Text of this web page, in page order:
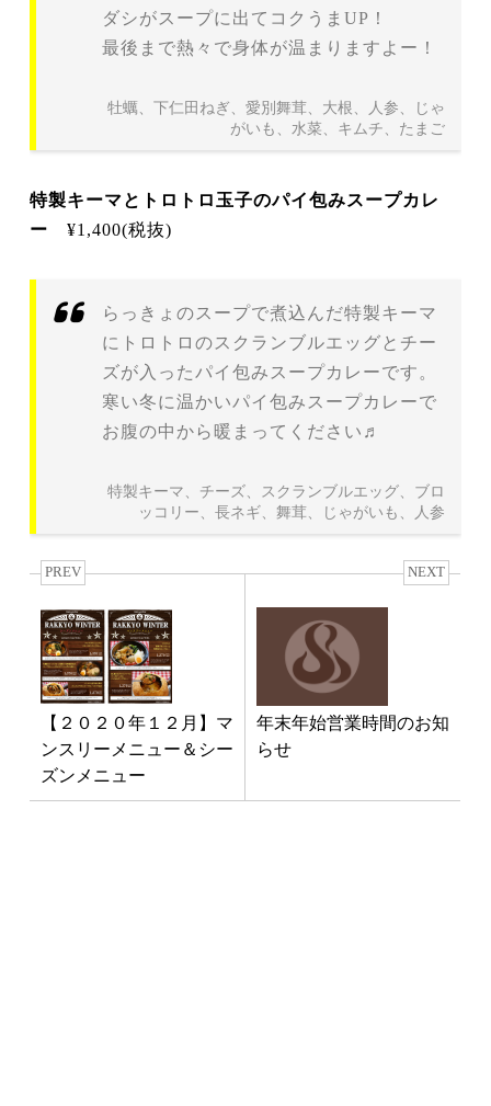
ダシがスープに出てコクうまUP！
最後まで熱々で身体が温まりますよー！
牡蠣、下仁田ねぎ、愛別舞茸、大根、人参、じゃ
がいも、水菜、キムチ、たまご
特製キーマとトロトロ玉子のパイ包みスープカレ
ー¥1,400(税抜)
らっきょのスープで煮込んだ特製キーマ
にトロトロのスクランブルエッグとチー
ズが入ったパイ包みスープカレーです。
寒い冬に温かいパイ包みスープカレーで
お腹の中から暖まってください♬
特製キーマ、チーズ、スクランブルエッグ、ブロ
ッコリー、長ネギ、舞茸、じゃがいも、人参
PREV
【２０２０年１２月】マ
ンスリーメニュー＆シー
ズンメニュー
NEXT
年末年始営業時間のお知
らせ